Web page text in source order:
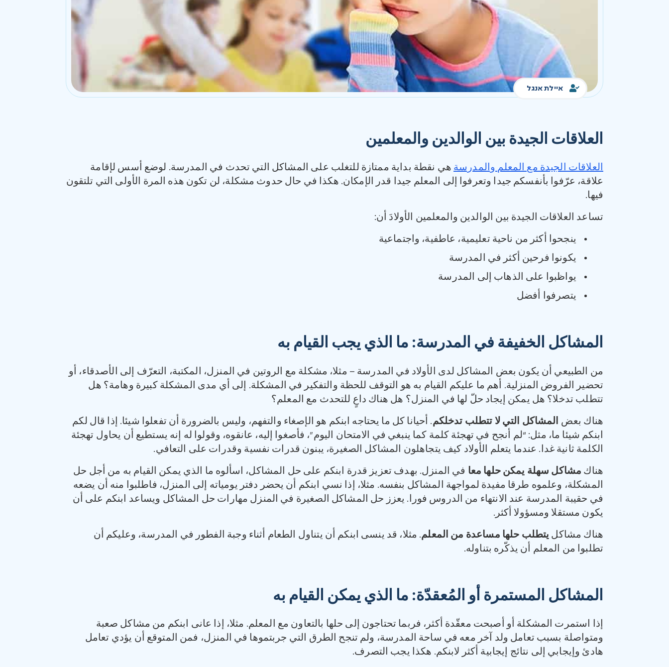
איילת אנגל
العلاقات الجيدة بين الوالدين والمعلمين
العلاقات الجيدة مع المعلم والمدرسة هي نقطة بداية ممتازة للتغلب على المشاكل التي تحدث في المدرسة. لوضع أسس لإقامة
علاقة، عرّفوا بأنفسكم جيدا وتعرفوا إلى المعلم جيدا قدر الإمكان. هكذا في حال حدوث مشكلة، لن تكون هذه المرة الأولى التي تلتقون
فيها.
تساعد العلاقات الجيدة بين الوالدين والمعلمين الأولادَ أن:
ينجحوا أكثر من ناحية تعليمية، عاطفية، واجتماعية
يكونوا فرحين أكثر في المدرسة
يواظبوا على الذهاب إلى المدرسة
يتصرفوا أفضل
المشاكل الخفيفة في المدرسة: ما الذي يجب القيام به
من الطبيعي أن يكون بعض المشاكل لدى الأولاد في المدرسة – مثلا، مشكلة مع الروتين في المنزل، المكتبة، التعرّف إلى الأصدقاء، أو
تحضير الفروض المنزلية. أهم ما عليكم القيام به هو التوقف للحظة والتفكير في المشكلة. إلى أي مدى المشكلة كبيرة وهامة؟ هل
تتطلب تدخلا؟ هل يمكن إيجاد حلّ لها في المنزل؟ هل هناك داعٍ للتحدث مع المعلم؟
هناك بعض المشاكل التي لا تتطلب تدخلكم. أحيانا كل ما يحتاجه ابنكم هو الإصغاء والتفهم، وليس بالضرورة أن تفعلوا شيئا. إذا قال لكم
ابنكم شيئا ما، مثل: “لم أنجح في تهجئة كلمة كما ينبغي في الامتحان اليوم”، فأصغوا إليه، عانقوه، وقولوا له إنه يستطيع أن يحاول تهجئة
الكلمة ثانية غدا. عندما يتعلم الأولاد كيف يتجاهلون المشاكل الصغيرة، يبنون قدرات نفسية وقدرات على التعافي.
هناك مشاكل سهلة يمكن حلها معا في المنزل. بهدف تعزيز قدرة ابنكم على حل المشاكل، اسألوه ما الذي يمكن القيام به من أجل حل
المشكلة، وعلموه طرقا مفيدة لمواجهة المشاكل بنفسه. مثلا، إذا نسي ابنكم أن يحضر دفتر يومياته إلى المنزل، فاطلبوا منه أن يضعه
في حقيبة المدرسة عند الانتهاء من الدروس فورا. يعزز حل المشاكل الصغيرة في المنزل مهارات حل المشاكل ويساعد ابنكم على أن
يكون مستقلا ومسؤولا أكثر.
هناك مشاكل يتطلب حلها مساعدة من المعلم. مثلا، قد ينسى ابنكم أن يتناول الطعام أثناء وجبة الفطور في المدرسة، وعليكم أن
تطلبوا من المعلم أن يذكّره بتناوله.
المشاكل المستمرة أو المُعقدّة: ما الذي يمكن القيام به
إذا استمرت المشكلة أو أصبحت معقّدة أكثر، فربما تحتاجون إلى حلها بالتعاون مع المعلم. مثلا، إذا عانى ابنكم من مشاكل صعبة
ومتواصلة بسبب تعامل ولد آخر معه في ساحة المدرسة، ولم تنجح الطرق التي جربتموها في المنزل، فمن المتوقع أن يؤدي تعامل
هادئ وإيجابي إلى نتائج إيجابية أكثر لابنكم. هكذا يجب التصرف.